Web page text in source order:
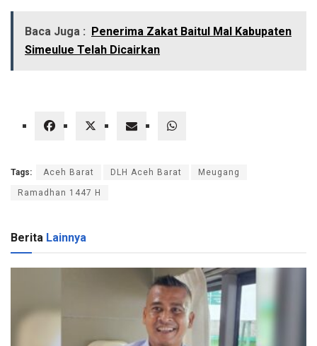
Baca Juga : Penerima Zakat Baitul Mal Kabupaten
Simeulue Telah Dicairkan
Tags: Aceh Barat DLH Aceh Barat Meugang
Ramadhan 1447 H
Berita Lainnya